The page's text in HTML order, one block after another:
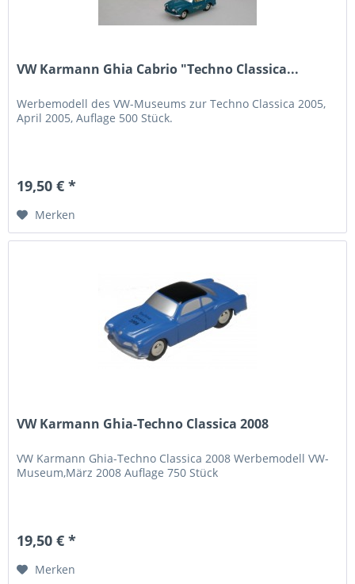
VW Karmann Ghia Cabrio "Techno Classica...
Werbemodell des VW-Museums zur Techno Classica 2005,
April 2005, Auflage 500 Stück.
19,50 € *
Merken
VW Karmann Ghia-Techno Classica 2008
VW Karmann Ghia-Techno Classica 2008 Werbemodell VW-
Museum,März 2008 Auflage 750 Stück
19,50 € *
Merken